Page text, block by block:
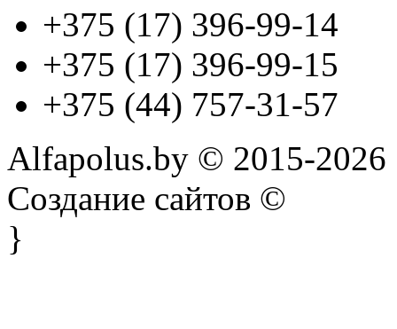
+375 (17) 396-99-14
+375 (17) 396-99-15
+375 (44) 757-31-57
Alfapolus.by © 2015-2026
Создание сайтов ©
}